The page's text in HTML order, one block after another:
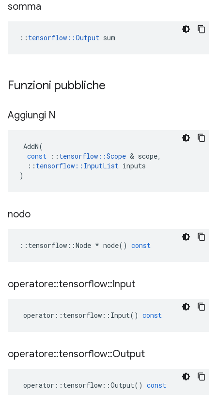
somma
:: tensorflow::Output sum
Funzioni pubbliche
Aggiungi N
AddN(
const
:: tensorflow ::Scope & scope,
:: tensorflow :: InputList inputs
)
nodo
:: tensorflow ::Node * node() const
operatore::tensorflow::Input
operator :: tensorflow :: Input() const
operatore::tensorflow::Output
operator :: tensorflow ::Output() const